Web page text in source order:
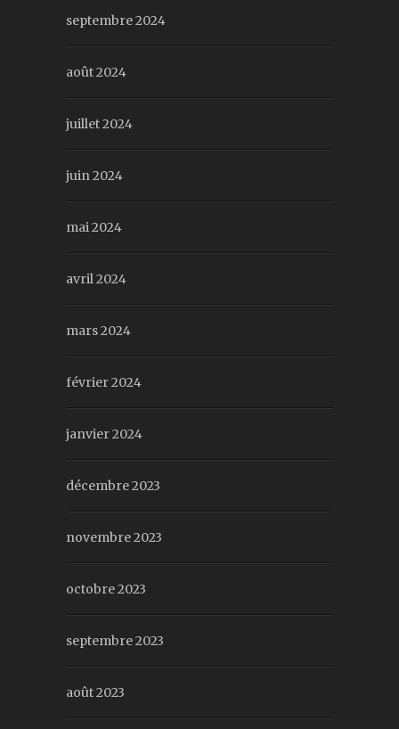
septembre 2024
août 2024
juillet 2024
juin 2024
mai 2024
avril 2024
mars 2024
février 2024
janvier 2024
décembre 2023
novembre 2023
octobre 2023
septembre 2023
août 2023